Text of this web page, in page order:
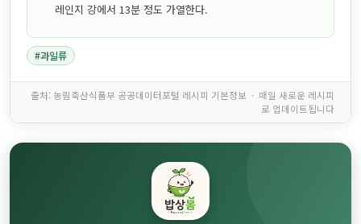
레인지 강에서 13분 정도 가열한다.
#과일류
출처: 농림축산식품부 공공데이터포털 레시피 기본정보 · 매일 새로운 레시피
로 업데이트됩니다